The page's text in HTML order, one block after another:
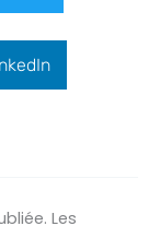
Les